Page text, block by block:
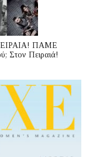
ΠΑΜΕ
Στον Πειραιά!